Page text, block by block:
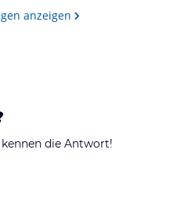
mount agung
anzeigen
die Antwort!